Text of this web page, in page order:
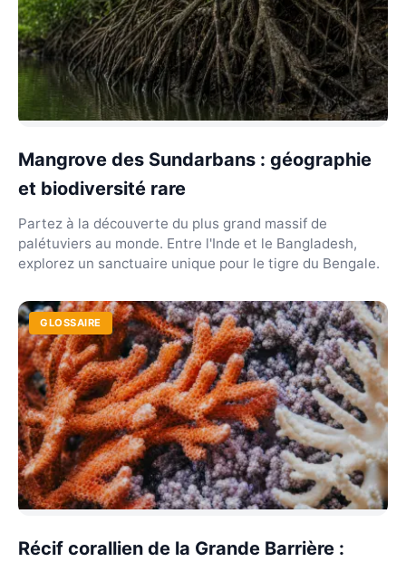
Mangrove des Sundarbans : géographie
et biodiversité rare
Partez à la découverte du plus grand massif de
palétuviers au monde. Entre l'Inde et le Bangladesh,
explorez un sanctuaire unique pour le tigre du Bengale.
GLOSSAIRE
Récif corallien de la Grande Barrière :